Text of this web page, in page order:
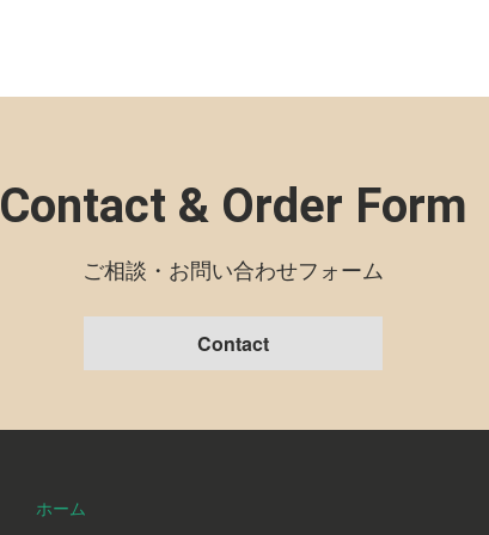
Contact & Order Form
ご相談・お問い合わせフォーム
Contact
ホーム